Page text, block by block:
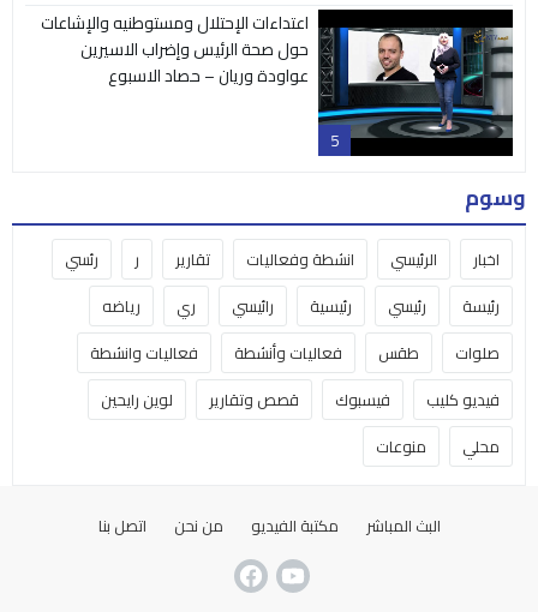
5
اعتداءات الإحتلال ومستوطنيه والإشاعات
حول صحة الرئيس وإضراب الاسيرين
عواودة وريان – حصاد الاسبوع
وسوم
اخبار الرئيسي انشطة وفعاليات تقارير ر
رئسي
رئيسة
رئيسي رئيسية رائيسي ري
رياضه
صلوات
طقس فعاليات وأنشطة
فعاليات وانشطة
فيديو كليب
فيسبوك قصص وتقارير
لوين رايحين
محلي
منوعات
البث المباشر مكتبة الفيديو من نحن اتصل بنا